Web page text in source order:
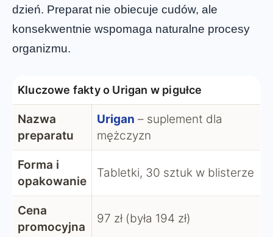
dzień. Preparat nie obiecuje cudów, ale
konsekwentnie wspomaga naturalne procesy
organizmu.
Kluczowe fakty o Urigan w pigułce
Nazwa
preparatu
Urigan – suplement dla
mężczyzn
Forma i
opakowanie
Tabletki, 30 sztuk w blisterze
Cena
promocyjna
97 zł (była 194 zł)